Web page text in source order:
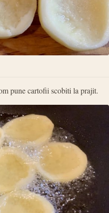
pune cartofii scobiti la prajit.